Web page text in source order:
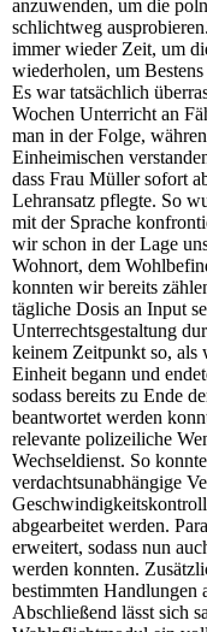
anzuwenden, um die
schlichtweg
immer wieder Zeit, um
wiederholen, um
Es war tatsächlich
Wochen Unterricht an
man in der Folge,
Einheimischen
dass Frau Müller sofort
Lehransatz pflegte. So
mit der Sprache
wir schon in der Lage
Wohnort, dem
konnten wir bereits
tägliche Dosis an Input
Unterrechtsgestaltung
keinem Zeitpunkt so, als
Einheit begann und
sodass bereits zu Ende
beantwortet werden
relevante polizeiliche
Wechseldienst. So
verdachtsunabhängige
abgearbeitet werden.
erweitert, sodass nun
werden konnten.
bestimmten Handlungen
Abschließend lässt sich